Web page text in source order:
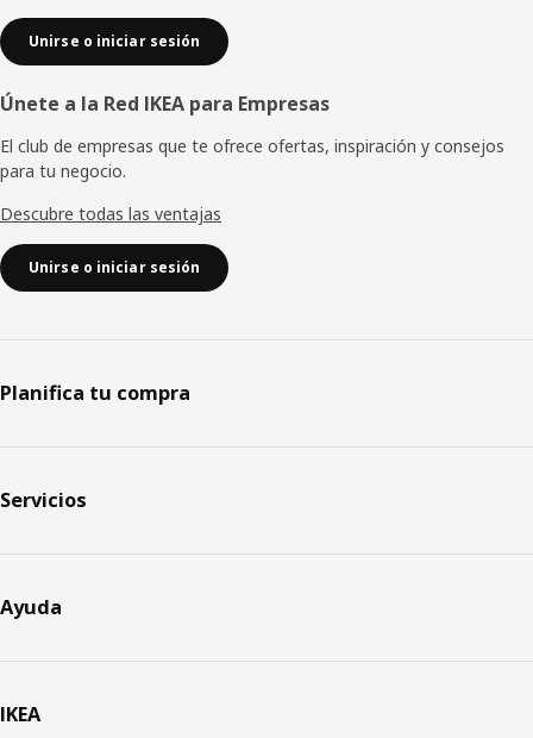
Unirse o iniciar sesión
Únete a la Red IKEA para Empresas
El club de empresas que te ofrece ofertas, inspiración y consejos
para tu negocio.
Descubre todas las ventajas
Unirse o iniciar sesión
Planifica tu compra
Servicios
Ayuda
IKEA